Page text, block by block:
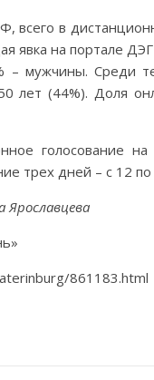
в
явка на портале
мужчины. Среди
лет (44%). Доля
голосование
трех дней – с 12
Ярославцева
861183.html